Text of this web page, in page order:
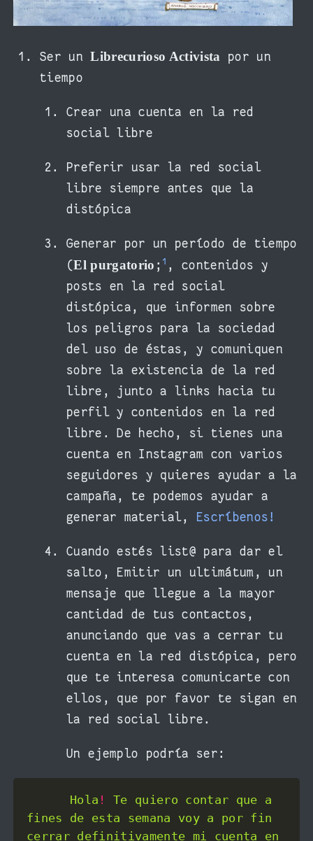
Ser unLibrecurioso Activista por un
tiempo
Crear una cuenta en la red
social libre
Preferir usar la red social
libre siempre antes que la
distópica
Generar por un período de tiempo
(El purgatorio ; 1 , contenidos y
posts en la red social
distópica, que informen sobre
los peligros para la sociedad
del uso de éstas, y comuniquen
sobre la existencia de la red
libre, junto a links hacia tu
perfil y contenidos en la red
libre. De hecho, si tienes una
cuenta en Instagram con varios
seguidores y quieres ayudar a la
campaña, te podemos ayudar a
generar material,
Escríbenos!
Cuando estés list@ para dar el
salto, Emitir un ultimátum, un
mensaje que llegue a la mayor
cantidad de tus contactos,
anunciando que vas a cerrar tu
cuenta en la red distópica, pero
que te interesa comunicarte con
ellos, que por favor te sigan en
la red social libre.
Un ejemplo podría ser:
Hola ! Te quiero contar que
a
fines
de esta semana voy a por fin
cerrar definitivamente mi cuenta
en